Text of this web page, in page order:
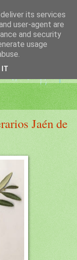
Jaén de
its services
user-agent are
and security
usage
IT